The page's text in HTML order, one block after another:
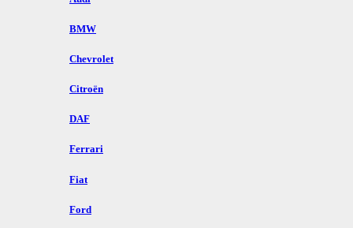
BMW
Chevrolet
Citroën
DAF
Ferrari
Fiat
Ford